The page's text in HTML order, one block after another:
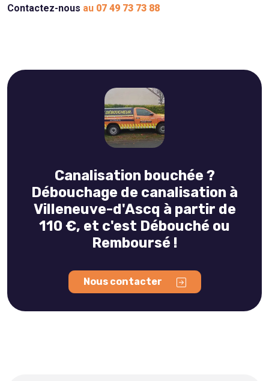
Contactez-nous au 07 49 73 73 88
Canalisation bouchée ?
Débouchage de canalisation à
Villeneuve-d'Ascq à partir de
110 €, et c'est Débouché ou
Remboursé !
Nous contacter